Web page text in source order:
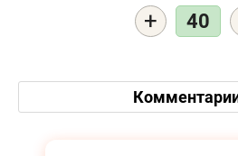
+ 40